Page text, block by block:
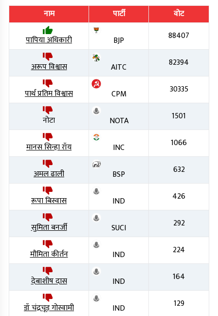
नाम पार्टी
वोट
पापिया अधिकारी
BJP 88407
अरूप विश्वास AITC 82394
पार्थ प्रतिम विश्वास CPM 30335
नोटा NOTA 1501
मानस सिन्हा रॉय INC 1066
अमल ढाली BSP 632
रूपा बिस्वास IND 426
सुमिता बनर्जी SUCI 292
मौमिता कीर्तन IND 224
देबाशीष दास IND 164
डॉ चंद्रचूड़ गोस्वामी IND 129